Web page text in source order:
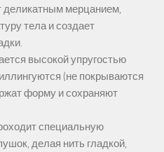
мерцанием,
тела и создает
высокой упругостью
(не покрываются
форму и сохраняют
специальную
делая нить гладкой,